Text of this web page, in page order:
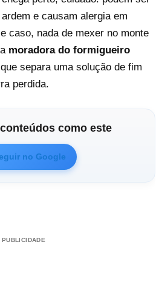
e causam alergia em
caso, nada de mexer no monte
moradora do formigueiro
separa uma solução de fim
perdida.
como este
no Google
PUBLICIDADE